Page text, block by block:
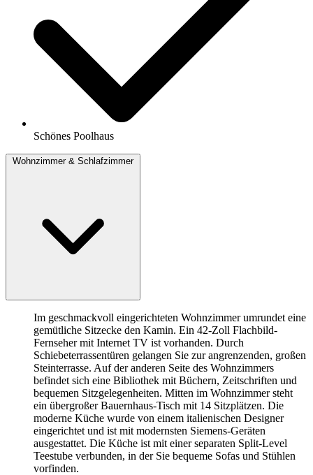
Schönes Poolhaus
Wohnzimmer & Schlafzimmer
Im geschmackvoll eingerichteten Wohnzimmer umrundet eine
gemütliche Sitzecke den Kamin. Ein 42-Zoll Flachbild-
Fernseher mit Internet TV ist vorhanden. Durch
Schiebeterrassentüren gelangen Sie zur angrenzenden, großen
Steinterrasse. Auf der anderen Seite des Wohnzimmers
befindet sich eine Bibliothek mit Büchern, Zeitschriften und
bequemen Sitzgelegenheiten. Mitten im Wohnzimmer steht
ein übergroßer Bauernhaus-Tisch mit 14 Sitzplätzen. Die
moderne Küche wurde von einem italienischen Designer
eingerichtet und ist mit modernsten Siemens-Geräten
ausgestattet. Die Küche ist mit einer separaten Split-Level
Teestube verbunden, in der Sie bequeme Sofas und Stühlen
vorfinden.